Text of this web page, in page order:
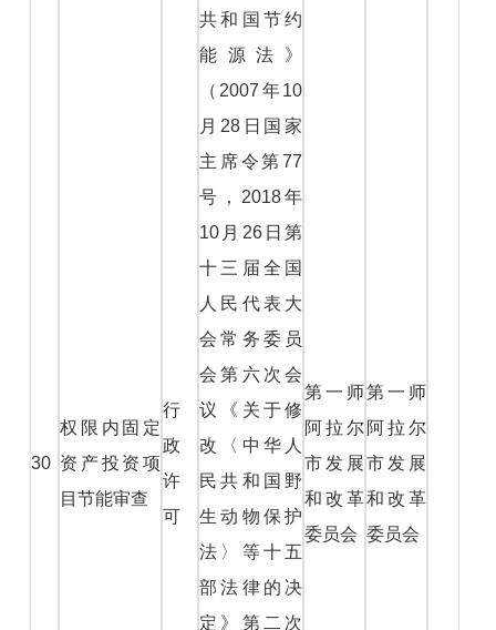
30
权限内固定
资产投资项
目节能审查
行
政
许
可
共和国节约
能源法》
（2007年10
月28日国家
主席令第77
号，2018年
10月26日第
十三届全国
人民代表大
会常务委员
会第六次会
议《关于修
改〈中华人
民共和国野
生动物保护
法〉等十五
部法律的决
定》第二次
第一师
阿拉尔
市发展
和改革
委员会
第一师
阿拉尔
市发展
和改革
委员会